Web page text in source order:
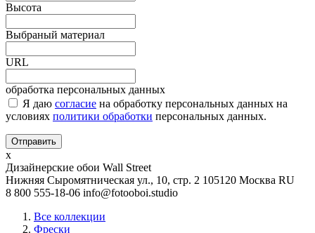
Высота
Выбраный материал
URL
обработка персональных данных
Я даю согласие на обработку персональных данных на
условиях политики обработки персональных данных.
Отправить
х
Дизайнерские обои Wall Street
Нижняя Сыромятническая ул., 10, стр. 2 105120 Москва RU
8 800 555-18-06 info@fotooboi.studio
Все коллекции
Фрески